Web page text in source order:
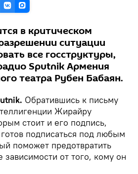
в критическом
ситуации
все госструктуры,
Sputnik Армения
театра Рубен Бабаян.
Обратившись к письму
Жирайру
стоит и его подпись,
подписаться под любым
поможет предотвратить
зависимости от того, кому он